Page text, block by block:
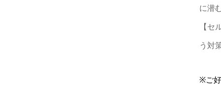
に潜
【
う対
※ご